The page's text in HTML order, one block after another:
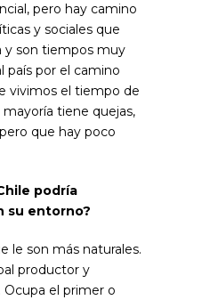
pero hay camino
y sociales que
y son tiempos muy
país por el camino
vivimos el tiempo de
mayoría tiene quejas,
que hay poco
podría
su entorno?
le son más naturales.
productor y
el primer o